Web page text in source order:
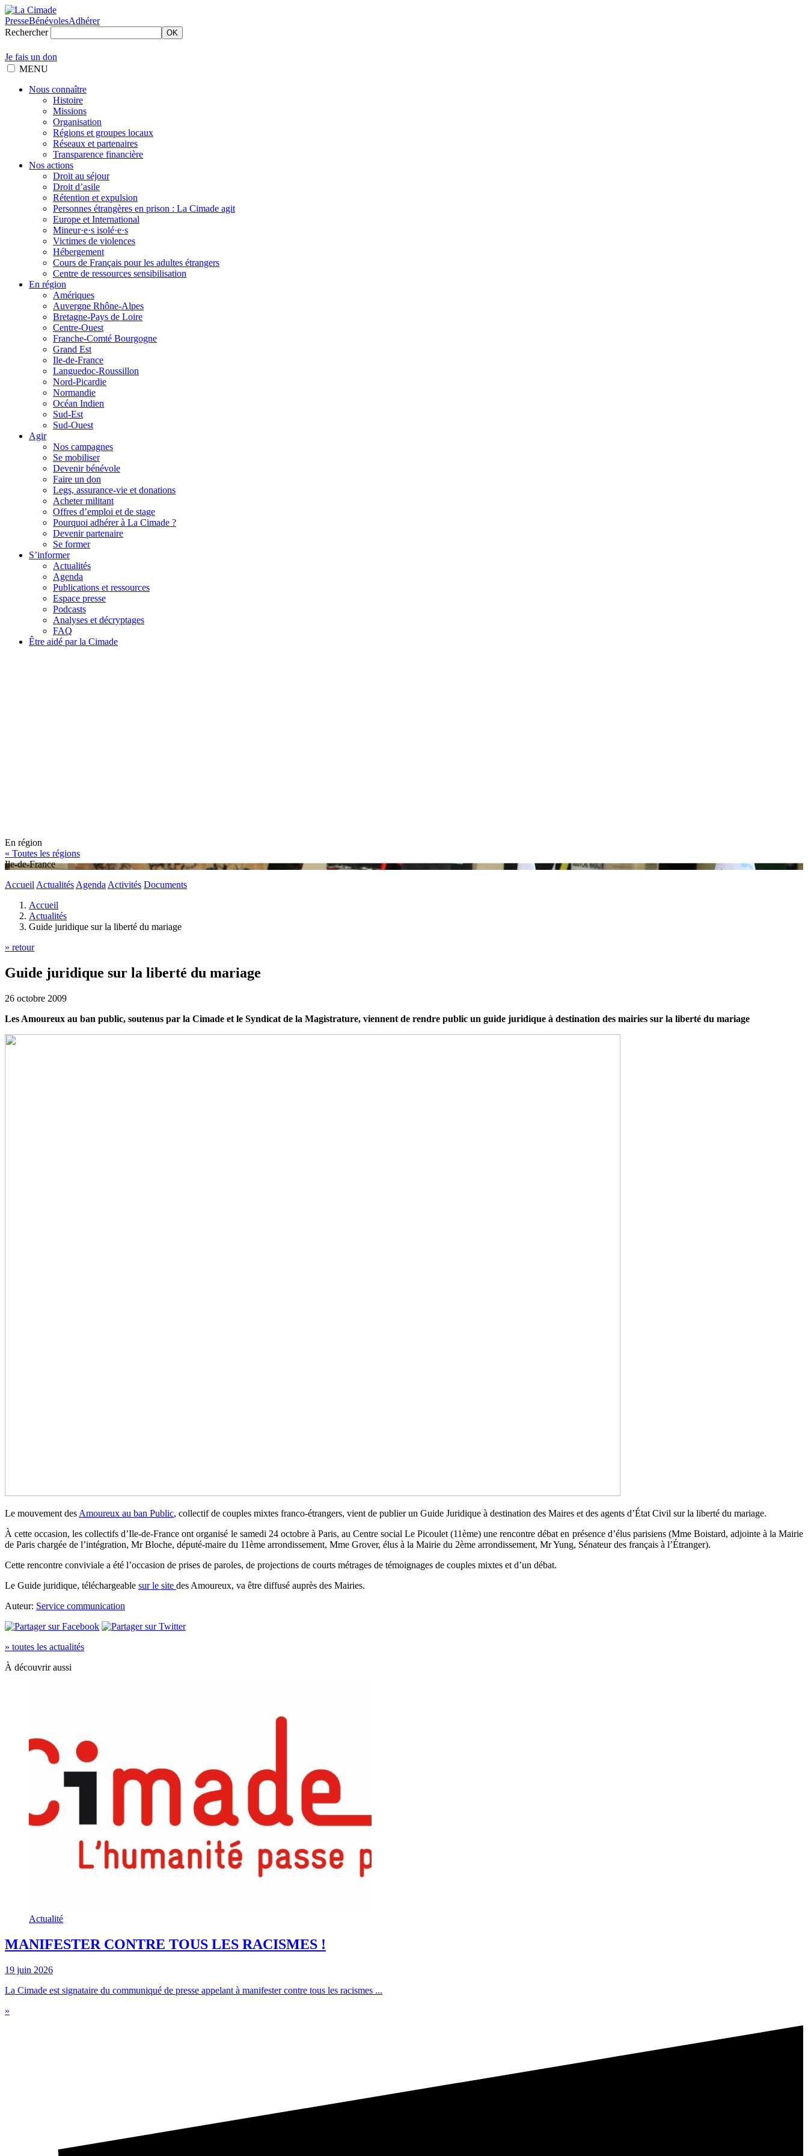
PresseBénévolesAdhérer
Rechercher
OK
Je fais un don
MENU
Nous connaître
Histoire
Missions
Organisation
Régions et groupes locaux
Réseaux et partenaires
Transparence financière
Nos actions
Droit au séjour
Droit d’asile
Rétention et expulsion
Personnes étrangères en prison : La Cimade agit
Europe et International
Mineur·e·s isolé·e·s
Victimes de violences
Hébergement
Cours de Français pour les adultes étrangers
Centre de ressources sensibilisation
En région
Amériques
Auvergne Rhône-Alpes
Bretagne-Pays de Loire
Centre-Ouest
Franche-Comté Bourgogne
Grand Est
Ile-de-France
Languedoc-Roussillon
Nord-Picardie
Normandie
Océan Indien
Sud-Est
Sud-Ouest
Agir
Nos campagnes
Se mobiliser
Devenir bénévole
Faire un don
Legs, assurance-vie et donations
Acheter militant
Offres d’emploi et de stage
Pourquoi adhérer à La Cimade ?
Devenir partenaire
Se former
S’informer
Actualités
Agenda
Publications et ressources
Espace presse
Podcasts
Analyses et décryptages
FAQ
Être aidé par la Cimade
En région
« Toutes les régions
Ile-de-France
Accueil Actualités Agenda Activités Documents
Accueil
Actualités
Guide juridique sur la liberté du mariage
» retour
Guide juridique sur la liberté du mariage
26 octobre 2009
Les Amoureux au ban public, soutenus par la Cimade et le Syndicat de la Magistrature, viennent de rendre public un guide juridique à destination des mairies sur la liberté du mariage
Le mouvement des Amoureux au ban Public, collectif de couples mixtes franco-étrangers, vient de publier un Guide Juridique à destination des Maires et des agents d’État Civil sur la liberté du mariage.
À cette occasion, les collectifs d’Ile-de-France ont organisé le samedi 24 octobre à Paris, au Centre social Le Picoulet (11ème) une rencontre débat en présence d’élus parisiens (Mme Boistard, adjointe à la Mairie
de Paris chargée de l’intégration, Mr Bloche, député-maire du 11ème arrondissement, Mme Grover, élus à la Mairie du 2ème arrondissement, Mr Yung, Sénateur des français à l’Étranger).
Cette rencontre conviviale a été l’occasion de prises de paroles, de projections de courts métrages de témoignages de couples mixtes et d’un débat.
Le Guide juridique, téléchargeable sur le site des Amoureux, va être diffusé auprès des Mairies.
Auteur: Service communication
» toutes les actualités
À découvrir aussi
Actualité
MANIFESTER CONTRE TOUS LES RACISMES !
19 juin 2026
La Cimade est signataire du communiqué de presse appelant à manifester contre tous les racismes ...
»